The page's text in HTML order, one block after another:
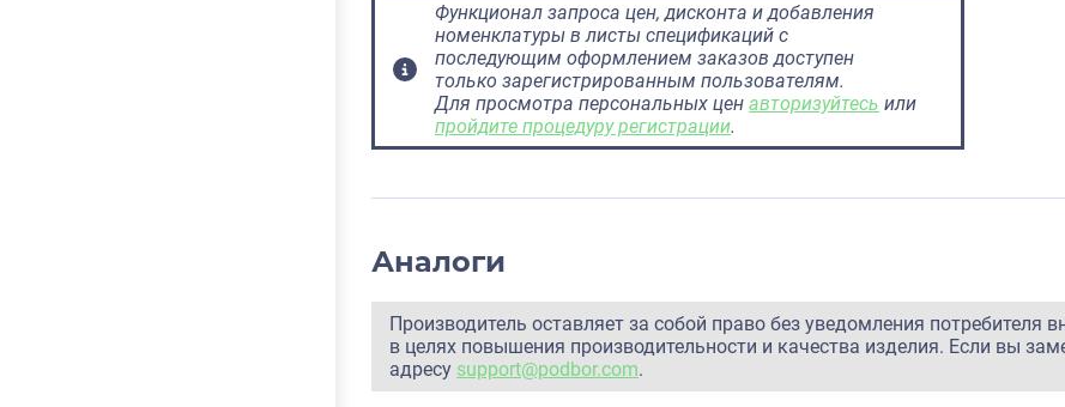
Функционал запроса цен, дисконта и добавления
номенклатуры в листы спецификаций с
последующим оформлением заказов доступен
только зарегистрированным пользователям.
Для просмотра персональных цен авторизуйтесь или
пройдите процедуру регистрации.
Аналоги
Производитель оставляет за собой право без уведомления потребителя
в целях повышения производительности и качества изделия. Если вы
адресу support@podbor.com.